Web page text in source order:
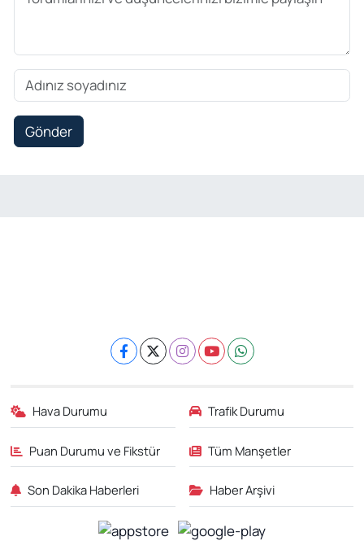
Gönder
Hava Durumu Trafik Durumu
Puan Durumu ve Fikstür Tüm Manşetler
Son Dakika Haberleri Haber Arşivi